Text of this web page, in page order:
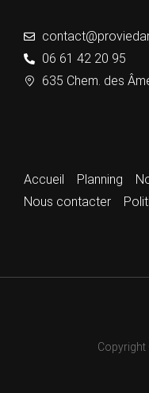
06 61 42 20 95
635 Chem. des
Accueil Planning
Nous contacter